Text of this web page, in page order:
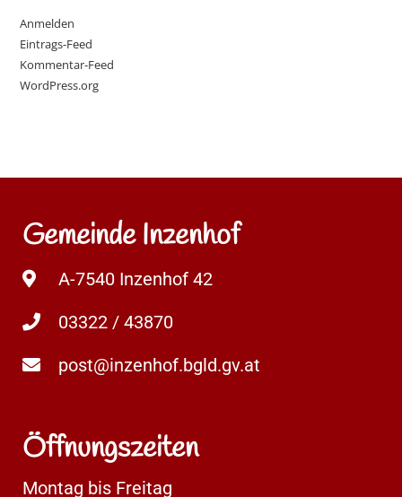
Anmelden
Eintrags-Feed
Kommentar-Feed
WordPress.org
Gemeinde Inzenhof
A-7540 Inzenhof 42
03322 / 43870
post@inzenhof.bgld.gv.at
Öffnungszeiten
Montag bis Freitag